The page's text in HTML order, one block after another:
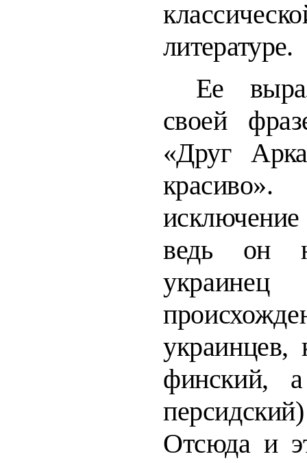
литературе.
Ее
своей
«Друг
ведь он
украинцев,
финский,
персид­
Отсюда и